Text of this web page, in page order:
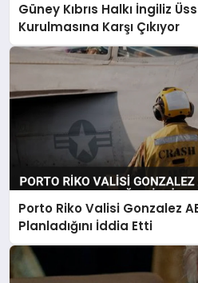
Güney Kıbrıs Halkı İngiliz
Kurulmasına Karşı Çıkıyor
Porto Riko Valisi Gonzalez
Planladığını İddia Etti